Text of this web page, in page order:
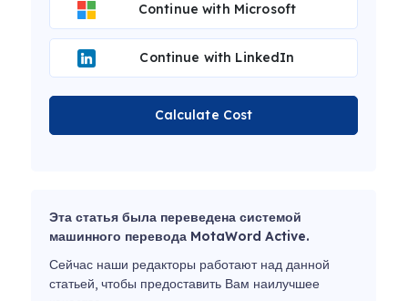
Continue with Microsoft
Continue with LinkedIn
Calculate Cost
Эта статья была переведена системой
машинного перевода MotaWord Active.
Сейчас наши редакторы работают над данной
статьей, чтобы предоставить Вам наилучшее